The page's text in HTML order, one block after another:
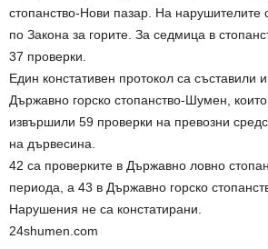
стопанство-Нови пазар. На нарушителите
по Закона за горите. За седмица в
37 проверки.
Един констативен протокол са съставили и
Държавно горско стопанство-Шумен,
извършили 59 проверки на превозни
на дървесина.
42 са проверките в Държавно ловно
периода, а 43 в Държавно горско
Нарушения не са констатирани.
24shumen.com